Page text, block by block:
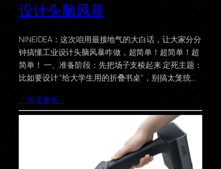
设计头脑风暴
NINEIDEA：这次咱用最接地气的大白话，让大家分分
钟搞懂工业设计头脑风暴咋做，超简单！超简单！超
简单！ 一、准备阶段：先把场子支棱起来 定死主题：
比如要设计 “给大学生用的折叠书桌”，别搞太笼统…
「阅读更多」